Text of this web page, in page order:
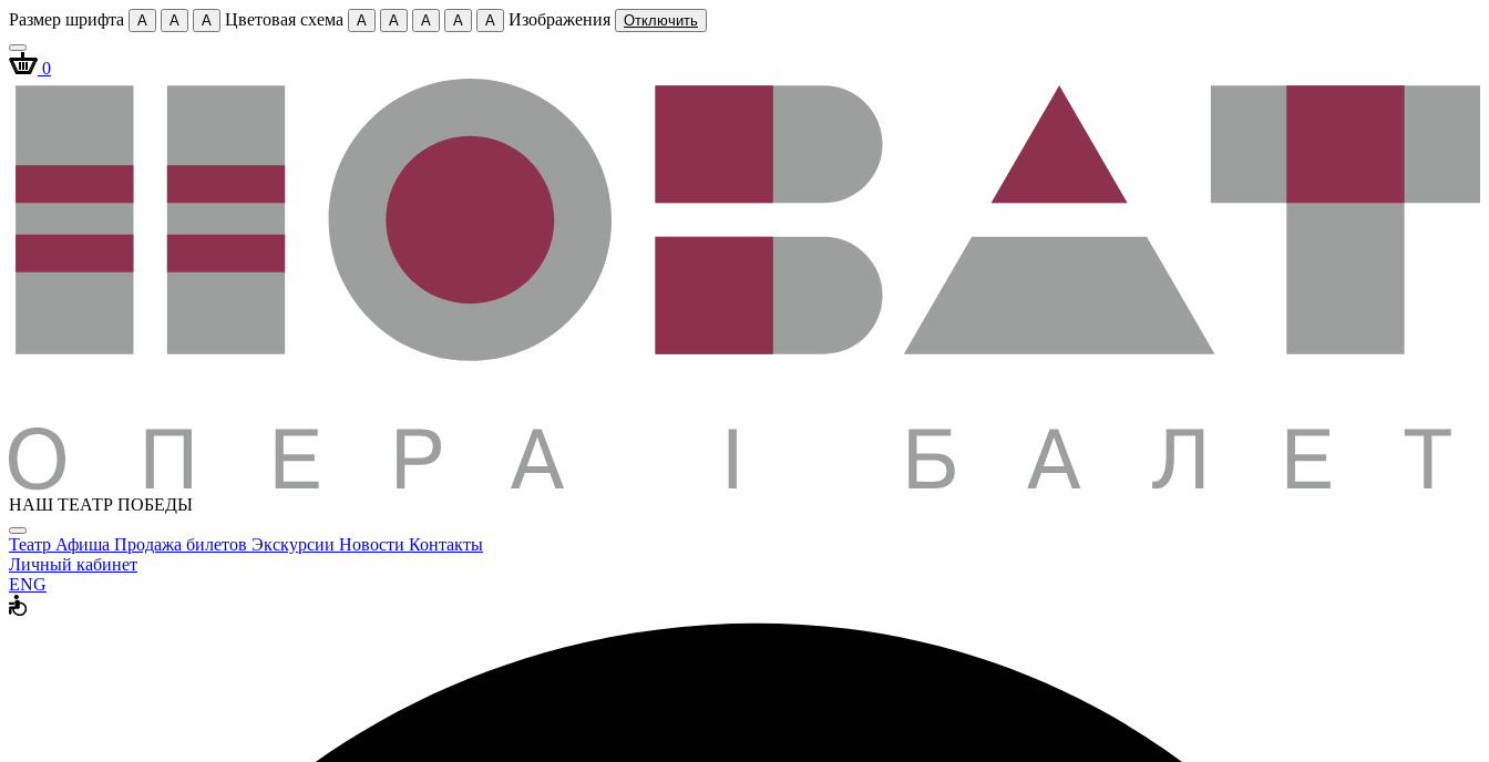
Размер шрифта A A A Цветовая схема A A A A A Изображения Отключить
0
НАШ ТЕАТР ПОБЕДЫ
Театр Афиша Продажа билетов Экскурсии Новости Контакты
Личный кабинет
ENG